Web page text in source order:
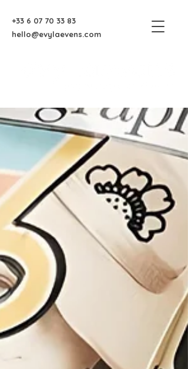
+33 6 07 70 33 83
hello@evylaevens.com